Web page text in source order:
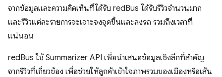
จากข้อมูลและความคิดเห็นที่ได้รับ redBus ได้รับรีวิวจำนวนมาก
และรีวิวแต่ละรายการจะเจาะจงจุดขึ้นและลงรถ รวมถึงเวลาที่
แน่นอน
redBus ใช้ Summarizer API เพื่อนำเสนอข้อมูลเชิงลึกที่สำคัญ
จากรีวิวที่เกี่ยวข้อง เพื่อช่วยให้ลูกค้าเข้าใจภาพรวมของเมืองหรือเส้น